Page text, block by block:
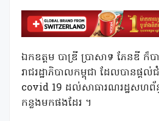
ឯកឧត្តម បាឌ្រី ប្រាសាទ ភែនឌី
រាជរដ្ឋាភិបាលកម្ពុជា ដែលបានផ្ដ
covid 19 ដល់សាធារណរដ្ឋសហព័ន្
កន្លងមកផងដែរ ។